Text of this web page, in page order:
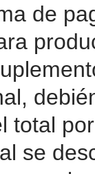
de
total por
se